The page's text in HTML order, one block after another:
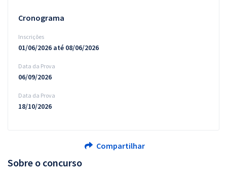
Sobre o concurso
Cronograma
Inscrições
01/06/2026 até 08/06/2026
Data da Prova
06/09/2026
Data da Prova
18/10/2026
Compartilhar